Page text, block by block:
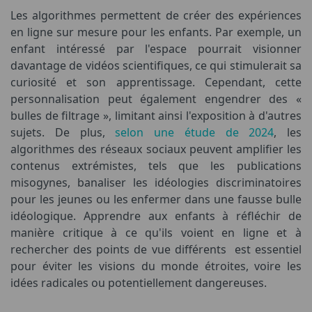
Les algorithmes permettent de créer des expériences
en ligne sur mesure pour les enfants. Par exemple, un
enfant intéressé par l'espace pourrait visionner
davantage de vidéos scientifiques, ce qui stimulerait sa
curiosité et son apprentissage. Cependant, cette
personnalisation peut également engendrer des «
bulles de filtrage », limitant ainsi l'exposition à d'autres
sujets. De plus, selon une étude de 2024, les
algorithmes des réseaux sociaux peuvent amplifier les
contenus extrémistes, tels que les publications
misogynes, banaliser les idéologies discriminatoires
pour les jeunes ou les enfermer dans une fausse bulle
idéologique. Apprendre aux enfants à réfléchir de
manière critique à ce qu'ils voient en ligne et à
rechercher des points de vue différents est essentiel
pour éviter les visions du monde étroites, voire les
idées radicales ou potentiellement dangereuses.